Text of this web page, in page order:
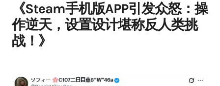
《Steam手机版APP引发众怒：操
作逆天，设置设计堪称反人类挑
战！》